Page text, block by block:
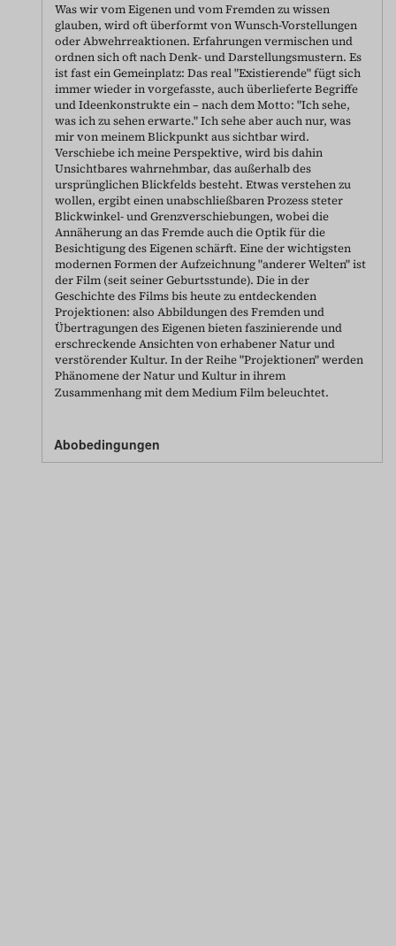
Was wir vom Eigenen und vom Fremden zu wissen
glauben, wird oft überformt von Wunsch-Vorstellungen
oder Abwehrreaktionen. Erfahrungen vermischen und
ordnen sich oft nach Denk- und Darstellungsmustern. Es
ist fast ein Gemeinplatz: Das real "Existierende" fügt sich
immer wieder in vorgefasste, auch überlieferte Begriffe
und Ideenkonstrukte ein – nach dem Motto: "Ich sehe,
was ich zu sehen erwarte." Ich sehe aber auch nur, was
mir von meinem Blickpunkt aus sichtbar wird.
Verschiebe ich meine Perspektive, wird bis dahin
Unsichtbares wahrnehmbar, das außerhalb des
ursprünglichen Blickfelds besteht. Etwas verstehen zu
wollen, ergibt einen unabschließbaren Prozess steter
Blickwinkel- und Grenzverschiebungen, wobei die
Annäherung an das Fremde auch die Optik für die
Besichtigung des Eigenen schärft. Eine der wichtigsten
modernen Formen der Aufzeichnung "anderer Welten" ist
der Film (seit seiner Geburtsstunde). Die in der
Geschichte des Films bis heute zu entdeckenden
Projektionen: also Abbildungen des Fremden und
Übertragungen des Eigenen bieten faszinierende und
erschreckende Ansichten von erhabener Natur und
verstörender Kultur. In der Reihe "Projektionen" werden
Phänomene der Natur und Kultur in ihrem
Zusammenhang mit dem Medium Film beleuchtet.
Abobedingungen